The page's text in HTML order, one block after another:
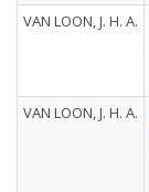
VAN LOON, J. H. A.
VAN LOON, J. H. A.